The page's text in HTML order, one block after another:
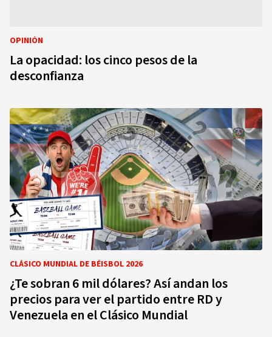
OPINIÓN
La opacidad: los cinco pesos de la
desconfianza
CLÁSICO MUNDIAL DE BÉISBOL 2026
¿Te sobran 6 mil dólares? Así andan los
precios para ver el partido entre RD y
Venezuela en el Clásico Mundial